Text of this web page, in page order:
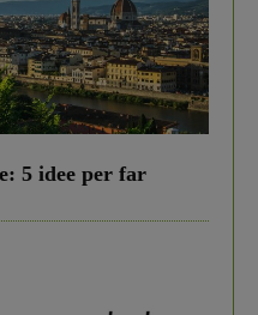
5 idee per far